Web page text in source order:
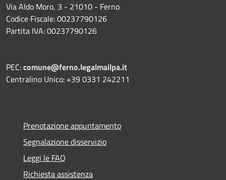
Via Aldo Moro, 3 - 21010 - Ferno
Codice Fiscale: 00237790126
Partita IVA: 00237790126
PEC:comune@ferno.legalmailpa.it
Centralino Unico: +39 0331 242211
Prenotazione appuntamento
Segnalazione disservizio
Leggi le FAQ
Richiesta assistenza